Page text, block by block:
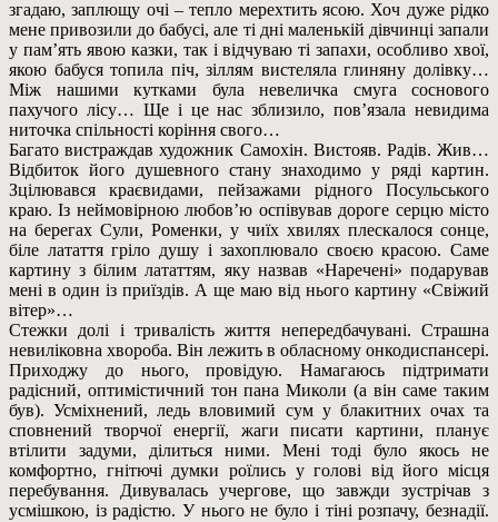
згадаю, заплющу очі – тепло мерехтить ясою. Хоч дуже рідко
мене привозили до бабусі, але ті дні маленькій дівчинці запали
у пам’ять явою казки, так і відчуваю ті запахи, особливо хвої,
якою бабуся топила піч, зіллям вистеляла глиняну долівку…
Між нашими кутками була невеличка смуга соснового
пахучого лісу… Ще і це нас зблизило, пов’язала невидима
ниточка спільності коріння свого…
Багато вистраждав художник Самохін. Вистояв. Радів. Жив…
Відбиток його душевного стану знаходимо у ряді картин.
Зцілювався краєвидами, пейзажами рідного Посульського
краю. Із неймовірною любов’ю оспівував дороге серцю місто
на берегах Сули, Роменки, у чиїх хвилях плескалося сонце,
біле латаття гріло душу і захоплювало своєю красою. Саме
картину з білим лататтям, яку назвав «Наречені» подарував
мені в один із приїздів. А ще маю від нього картину «Свіжий
вітер»…
Стежки долі і тривалість життя непередбачувані. Страшна
невиліковна хвороба. Він лежить в обласному онкодиспансері.
Приходжу до нього, провідую. Намагаюсь підтримати
радісний, оптимістичний тон пана Миколи (а він саме таким
був). Усміхнений, ледь вловимий сум у блакитних очах та
сповнений творчої енергії, жаги писати картини, планує
втілити задуми, ділиться ними. Мені тоді було якось не
комфортно, гнітючі думки роїлись у голові від його місця
перебування. Дивувалась учергове, що завжди зустрічав з
усмішкою, із радістю. У нього не було і тіні розпачу, безнадії.